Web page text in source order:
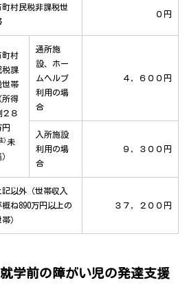
町村民税非課税世
０円
町村
税課
世帯
所得
２８
円
) 未
通所施
設、ホー
ムヘルプ
利用の場
合
４，６００円
入所施設
利用の場
合
９，３００円
記以外（世帯収入
概ね890万円以上の
）
３７，２００円
就学前の障がい児の発達支援